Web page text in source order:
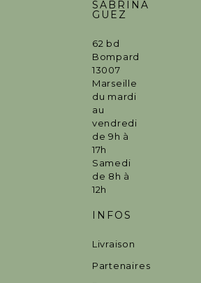
SABRINA
GUEZ
62 bd
Bompard
13007
Marseille
du mardi
au
vendredi
de 9h à
17h
Samedi
de 8h à
12h
INFOS
Livraison
Partenaires